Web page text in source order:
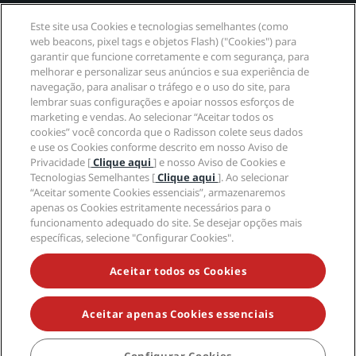
Profissionais de viagem
Corporativo
Jurídico
Ajuda
Mídia social
youtubefacebook
whatsapp
pinterest
threads
twitterlinkedin
Este site usa Cookies e tecnologias semelhantes (como
web beacons, pixel tags e objetos Flash) ("Cookies") para
garantir que funcione corretamente e com segurança, para
melhorar e personalizar seus anúncios e sua experiência de
navegação, para analisar o tráfego e o uso do site, para
lembrar suas configurações e apoiar nossos esforços de
marketing e vendas. Ao selecionar “Aceitar todos os
cookies” você concorda que o Radisson colete seus dados
e use os Cookies conforme descrito em nosso Aviso de
Privacidade [Clique aqui] e nosso Aviso de Cookies e
Tecnologias Semelhantes [Clique aqui]. Ao selecionar
“Aceitar somente Cookies essenciais”, armazenaremos
apenas os Cookies estritamente necessários para o
funcionamento adequado do site. Se desejar opções mais
específicas, selecione "Configurar Cookies".
Aceitar todos os Cookies
Aceitar apenas Cookies essenciais